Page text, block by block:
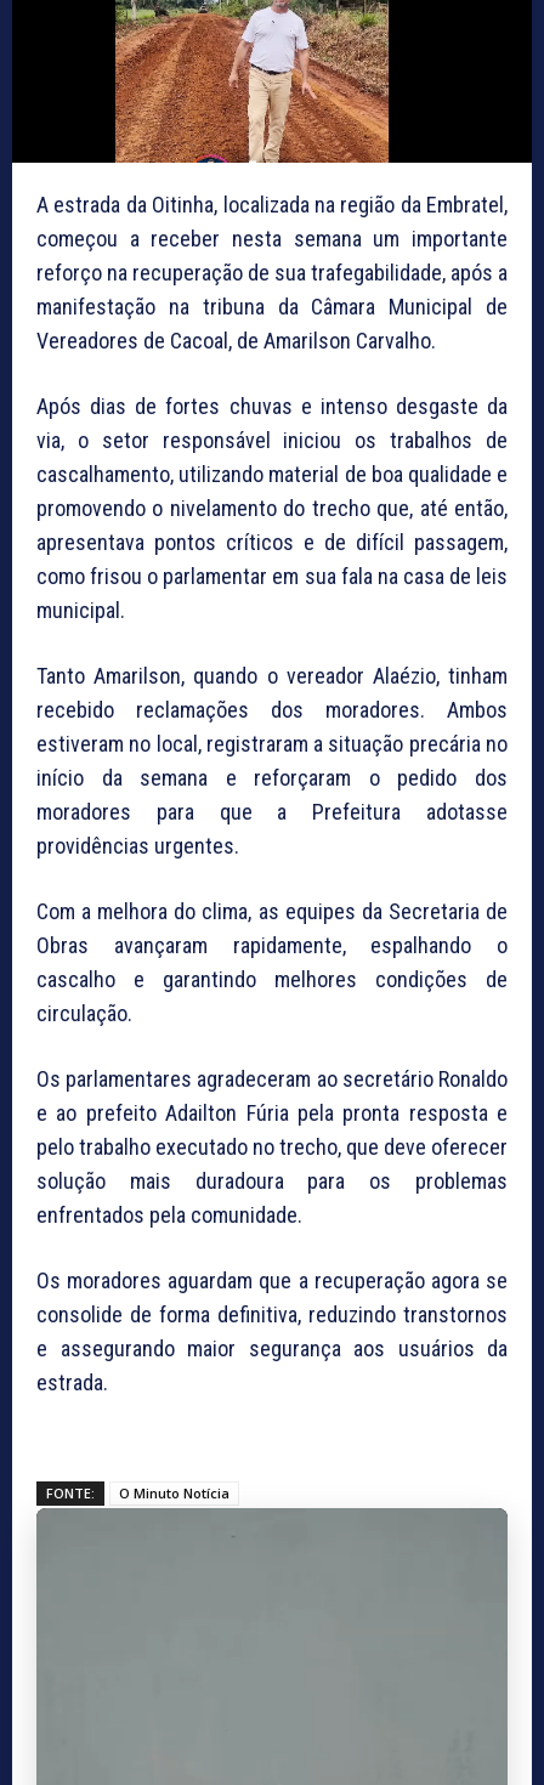
A estrada da Oitinha, localizada na região da Embratel,
começou a receber nesta semana um importante
reforço na recuperação de sua trafegabilidade, após a
manifestação na tribuna da Câmara Municipal de
Vereadores de Cacoal, de Amarilson Carvalho.
Após dias de fortes chuvas e intenso desgaste da
via, o setor responsável iniciou os trabalhos de
cascalhamento, utilizando material de boa qualidade e
promovendo o nivelamento do trecho que, até então,
apresentava pontos críticos e de difícil passagem,
como frisou o parlamentar em sua fala na casa de leis
municipal.
Tanto Amarilson, quando o vereador Alaézio, tinham
recebido reclamações dos moradores. Ambos
estiveram no local, registraram a situação precária no
início da semana e reforçaram o pedido dos
moradores para que a Prefeitura adotasse
providências urgentes.
Com a melhora do clima, as equipes da Secretaria de
Obras avançaram rapidamente, espalhando o
cascalho e garantindo melhores condições de
circulação.
Os parlamentares agradeceram ao secretário Ronaldo
e ao prefeito Adailton Fúria pela pronta resposta e
pelo trabalho executado no trecho, que deve oferecer
solução mais duradoura para os problemas
enfrentados pela comunidade.
Os moradores aguardam que a recuperação agora se
consolide de forma definitiva, reduzindo transtornos
e assegurando maior segurança aos usuários da
estrada.
FONTE: O Minuto Notícia